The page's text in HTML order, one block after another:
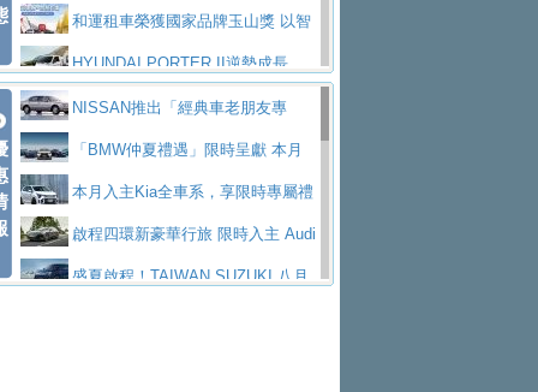
場
eugeot 208小改款發表上市94.8萬起
大馬力超過1000匹並具備530公里最大續航
里程
小車大空間、座艙科技更先進，SK
ODA發表全新純電跨界休旅Eipq祭平民化車
價89萬起
賓士AMG.EA專屬平台首作，Merc
edes-AMG 全新GT 4-Door Coupe全球首發
福斯推出首款GTI純電性能掀背ID.
Polo GTI，擁有226匹馬力和零百加速 6.8
秒的實力
Jaguar 公布四門 GT車款正式車名
為JAGUAR TYPE 01
終於跟上進度，LEXUS發表首款三
排六座純電旗艦休旅 TZ
有錢也買不到的Golf R！福斯打造
全新Golf R 24h賽車將挑戰紐柏林24小時耐
SKODA公布全新小型純電跨界休旅
rix 新加坡大獎賽 Audi 極速之旅開放報名
和運租車榮獲國家品牌玉山獎 以智
慧移動與綠能創新
HYUNDAI PORTER II逆勢成長，
勇奪中型貨車銷售冠軍
父親節霸氣獻禮！PGO 威力125 最
低入手價 $60,900 起 省油ｘ安全ｘ大空間
陪爸爸輕鬆
福斯商旅挺頭家 推出「德系質感 精
算圓夢」專案yundai推出AllDayEnergy能源服
務 讓電動車化身行動儲能系統
NISSAN X-TRAIL 上市首月銷量
躋身同級前3名Toyota歐洲純電車銷量翻倍 2026
NISSAN推出「經典車老朋友專
案」 以匠人精神煥新珍品座駕
「BMW仲夏禮遇」限時呈獻 本月
入主即享尊榮豪華五星假期 多元優購方案
同步實施
本月入主Kia全車系，享限時專屬禮
遇 啟程四環新豪華行旅 限時入主 Audi
A6 旗艦陣容 低月付5,888元起及3 年乙式險
盛夏啟程！TAIWAN SUZUKI 八月